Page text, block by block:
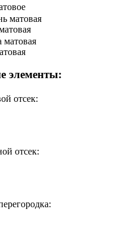
элементы:
отсек:
отсек: